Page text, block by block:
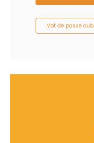
Mot de passe